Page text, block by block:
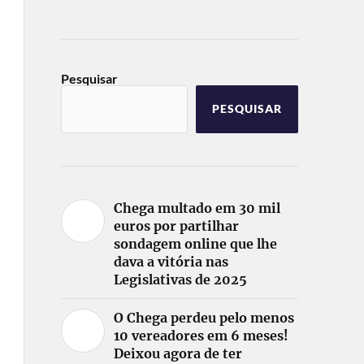
Pesquisar
PESQUISAR
Chega multado em 30 mil
euros por partilhar
sondagem online que lhe
dava a vitória nas
Legislativas de 2025
O Chega perdeu pelo menos
10 vereadores em 6 meses!
Deixou agora de ter